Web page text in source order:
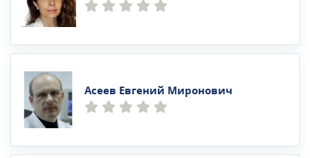
Асеев Евгений Миронович